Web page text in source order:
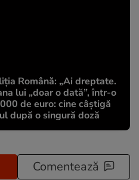
Română: „Ai dreptate.
lui „doar o dată”, într-o
de euro: cine câștigă
după o singură doză
Comentează